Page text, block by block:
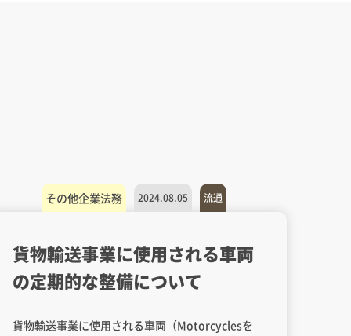
その他企業法務 2024.08.05 流通
貨物輸送事業に使用される車両
の定期的な整備について
貨物輸送事業に使用される車両（Motorcyclesを